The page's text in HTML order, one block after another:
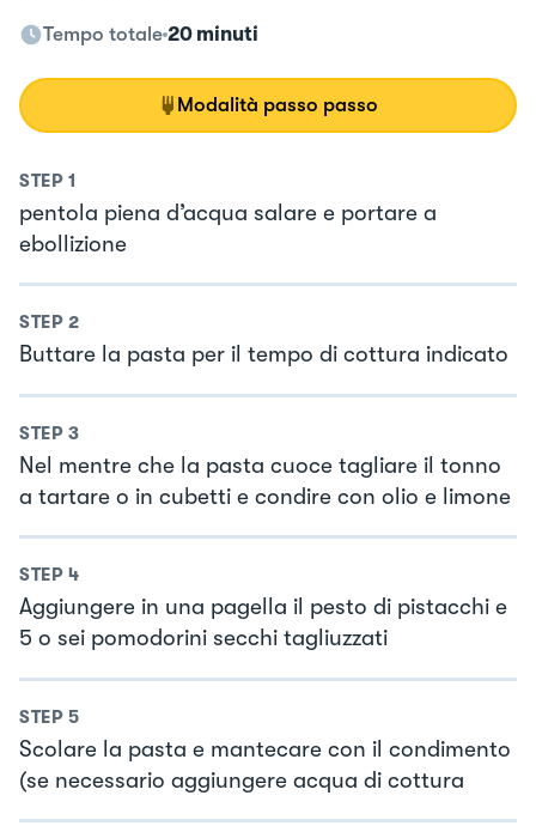
Tempo totale 20 minuti
Modalità passo passo
STEP 1
pentola piena d’acqua salare e portare a
ebollizione
STEP 2
Buttare la pasta per il tempo di cottura indicato
STEP 3
Nel mentre che la pasta cuoce tagliare il tonno
a tartare o in cubetti e condire con olio e limone
STEP 4
Aggiungere in una pagella il pesto di pistacchi e
5 o sei pomodorini secchi tagliuzzati
STEP 5
Scolare la pasta e mantecare con il condimento
(se necessario aggiungere acqua di cottura